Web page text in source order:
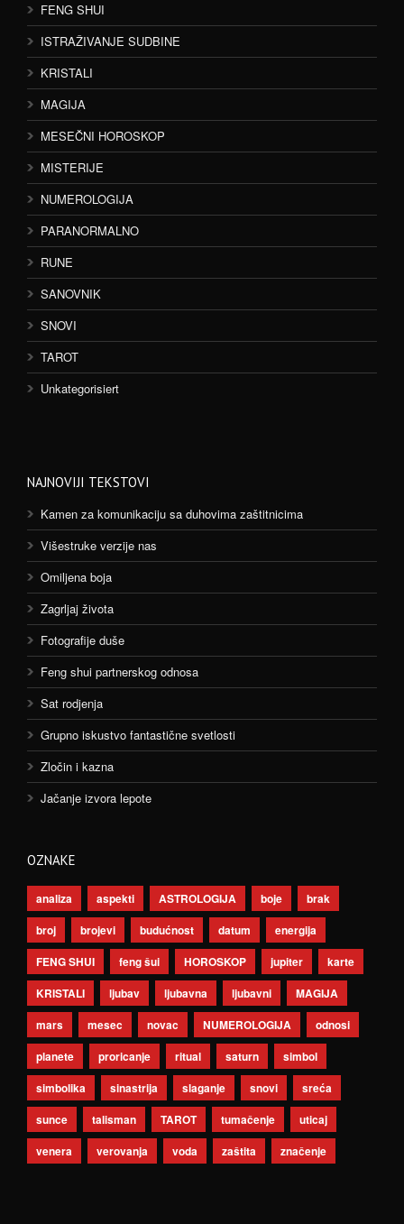
FENG SHUI
ISTRAŽIVANJE SUDBINE
KRISTALI
MAGIJA
MESEČNI HOROSKOP
MISTERIJE
NUMEROLOGIJA
PARANORMALNO
RUNE
SANOVNIK
SNOVI
TAROT
Unkategorisiert
NAJNOVIJI TEKSTOVI
Kamen za komunikaciju sa duhovima zaštitnicima
Višestruke verzije nas
Omiljena boja
Zagrljaj života
Fotografije duše
Feng shui partnerskog odnosa
Sat rodjenja
Grupno iskustvo fantastične svetlosti
Zločin i kazna
Jačanje izvora lepote
OZNAKE
analiza aspekti ASTROLOGIJA boje
brak
broj
brojevi budućnost datum
energija
FENG SHUI
feng šui HOROSKOP jupiter
karte
KRISTALI
ljubav ljubavna ljubavni
MAGIJA
mars
mesec novac NUMEROLOGIJA
odnosi
planete
proricanje ritual saturn
simbol
simbolika
sinastrija slaganje snovi
sreća
sunce
talisman TAROT tumačenje
uticaj
venera
verovanja voda zaštita značenje